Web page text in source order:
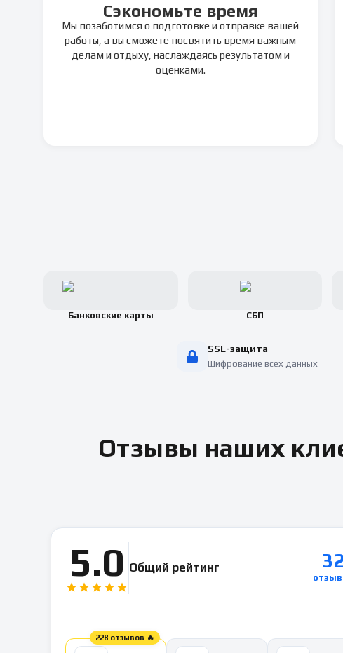
Сэкономьте время
Мы позаботимся о подготовке и отправке вашей
работы, а вы сможете посвятить время важным
делам и отдыху, наслаждаясь результатом и
оценками.
Банковские карты СБП
SSL-защита
Шифрование всех данных
Отзывы наших
5.0 Общий рейтинг 32
228 отзывов 🔥